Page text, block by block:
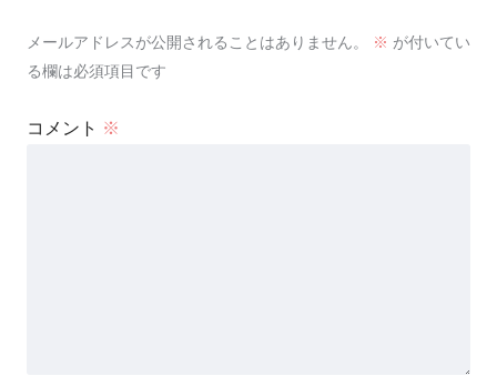
メールアドレスが公開されることはありません。 ※ が付いてい
る欄は必須項目です
コメント ※